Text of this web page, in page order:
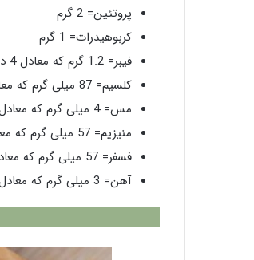
پروتئین= 2 گرم
کربوهیدرات= 1 گرم
فیبر= 1.2 گرم که معادل 4 درصد نیاز روزانه بدن است.
کلسیم= 87 میلی گرم که معادل 9 درصد از نیاز روزانه بدن است.
مس= 4 میلی گرم که معادل 18 درصد از نیاز روزانه بدن است.
منیزیم= 57 میلی گرم که معادل 8 درصد از نیاز روزانه بدن است.
فسفر= 57 میلی گرم که معادل 6 درصد از نیاز روزانه بدن است.
آهن= 3 میلی گرم که معادل 7 درصد از نیاز روزانه بدن است.